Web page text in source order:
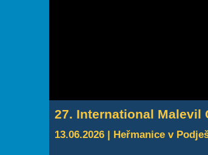
27. International Malevil
13.06.2026 | Heřmanice v